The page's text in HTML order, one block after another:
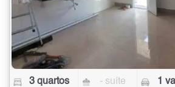
3 quartos - suíte 1